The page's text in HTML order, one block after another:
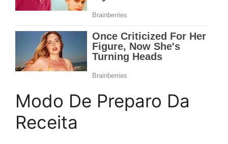
Modo De Preparo Da
Receita